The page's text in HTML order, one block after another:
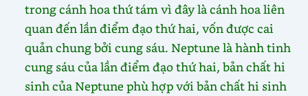
trong cánh hoa thứ tám vì đây là cánh hoa liên
quan đến lần điểm đạo thứ hai, vốn được cai
quản chung bởi cung sáu. Neptune là hành tinh
cung sáu của lần điểm đạo thứ hai, bản chất hi
sinh của Neptune phù hợp với bản chất hi sinh